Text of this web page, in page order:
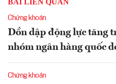
BÀI LIÊN QUAN
Chứng khoán
Dồn dập động lực tăng
nhóm ngân hàng quốc
Chứng khoán